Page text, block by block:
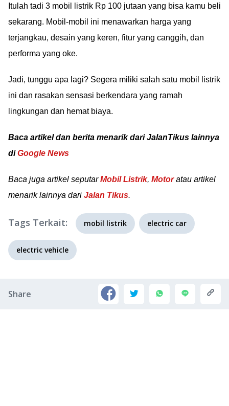
Itulah tadi 3 mobil listrik Rp 100 jutaan yang bisa kamu beli
sekarang. Mobil-mobil ini menawarkan harga yang
terjangkau, desain yang keren, fitur yang canggih, dan
performa yang oke.
Jadi, tunggu apa lagi? Segera miliki salah satu mobil listrik
ini dan rasakan sensasi berkendara yang ramah
lingkungan dan hemat biaya.
Baca artikel dan berita menarik dari JalanTikus lainnya
diGoogle News
Baca juga artikel seputarMobil Listrik, Motoratau artikel
menarik lainnya dari Jalan Tikus.
Tags Terkait: mobil listrik electric car
electric vehicle
Share